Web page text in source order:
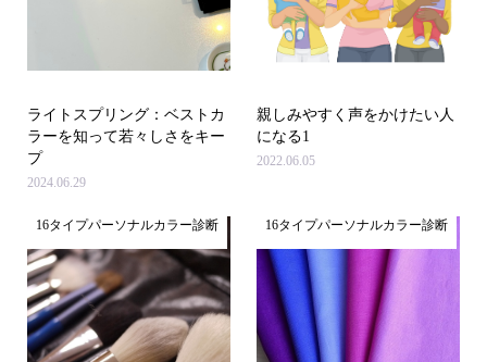
ライトスプリング：ベストカ
ラーを知って若々しさをキー
プ
2024.06.29
親しみやすく声をかけたい人
になる1
2022.06.05
16タイプパーソナルカラー診断 16タイプパーソナルカラー診断